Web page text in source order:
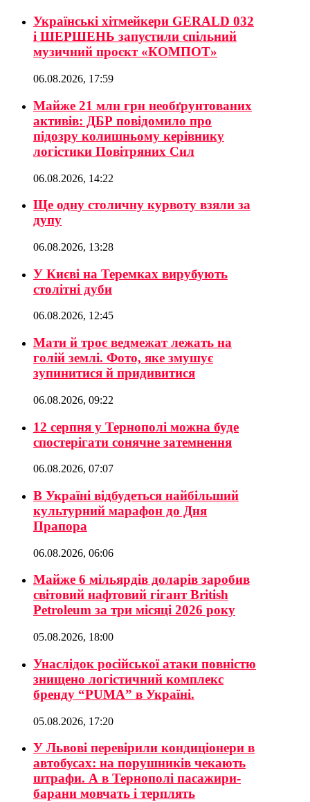
Українські хітмейкери GERALD 032
і ШЕРШЕНЬ запустили спільний
музичний проєкт «КОМПОТ»
06.08.2026, 17:59
Майже 21 млн грн необґрунтованих
активів: ДБР повідомило про
підозру колишньому керівнику
логістики Повітряних Сил
06.08.2026, 14:22
Ще одну столичну курвоту взяли за
дупу
06.08.2026, 13:28
У Києві на Теремках вирубують
столітні дуби
06.08.2026, 12:45
Мати й троє ведмежат лежать на
голій землі. Фото, яке змушує
зупинитися й придивитися
06.08.2026, 09:22
12 серпня у Тернополі можна буде
спостерігати сонячне затемнення
06.08.2026, 07:07
В Україні відбудеться найбільший
культурний марафон до Дня
Прапора
06.08.2026, 06:06
Майже 6 мільярдів доларів заробив
світовий нафтовий гігант British
Petroleum за три місяці 2026 року
05.08.2026, 18:00
Унаслідок російської атаки повністю
знищено логістичний комплекс
бренду “PUMA” в Україні.
05.08.2026, 17:20
У Львові перевірили кондиціонери в
автобусах: на порушників чекають
штрафи. А в Тернополі пасажири-
барани мовчать і терплять